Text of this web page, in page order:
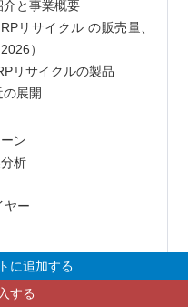
紹介と事業概要
）
リサイクルの製品
の展開
ン
分析
ヤー
に追加する
する